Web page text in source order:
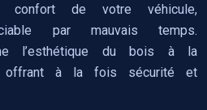
de votre véhicule,
par mauvais temps.
l’esthétique du bois à la
offrant à la fois sécurité et